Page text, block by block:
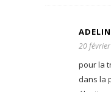
20
pour la
dans la